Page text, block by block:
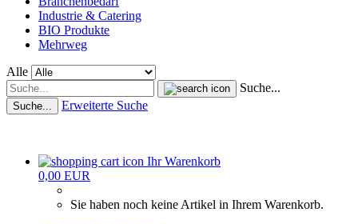
Industrie & Catering
BIO Produkte
Mehrweg
Alle
Suche...
Suche... Erweiterte Suche
Ihr Warenkorb
0,00 EUR
Sie haben noch keine Artikel in Ihrem Warenkorb.